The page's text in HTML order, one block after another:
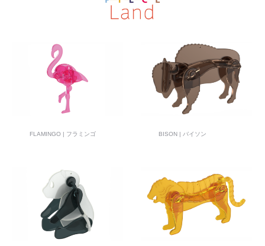
FLAMINGO | フラミンゴ BISON | バイソン